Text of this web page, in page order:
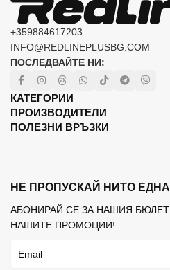
+359884617203
INFO@REDLINEPLUSBG.COM
ПОСЛЕДВАЙТЕ НИ:
КАТЕГОРИИ
ПРОИЗВОДИТЕЛИ
ПОЛЕЗНИ ВРЪЗКИ
НЕ ПРОПУСКАЙ НИТО
АБОНИРАЙ СЕ ЗА НАШИЯ
НАШИТЕ ПРОМОЦИИ!